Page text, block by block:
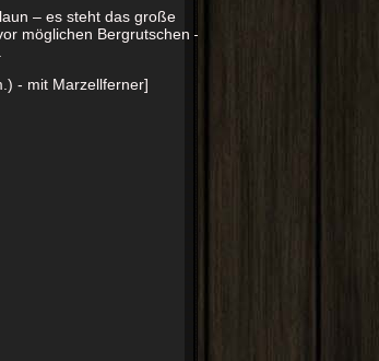
– es steht das große
möglichen Bergrutschen –
- mit Marzellferner]